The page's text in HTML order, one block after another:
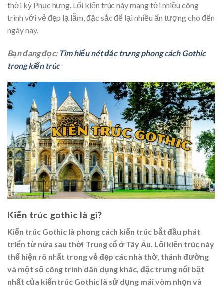
thời kỳ Phục hưng. Lối kiến trúc này mang tới nhiều công
trình với vẻ đẹp lạ lẫm, đặc sắc để lại nhiều ấn tượng cho đến
ngày nay.
Bạn đang đọc: Tìm hiểu nét đặc trưng phong cách Gothic
trong kiến trúc
Kiến trúc gothic là gì?
Kiến trúc Gothic là phong cách kiến trúc bắt đầu phát
triển từ nửa sau thời Trung cổ ở Tây Âu. Lối kiến trúc này
thể hiện rõ nhất trong vẻ đẹp các nhà thờ, thánh đường
và một số công trình dân dụng khác, đặc trưng nổi bật
nhất của kiến trúc Gothic là sử dụng mái vòm nhọn và